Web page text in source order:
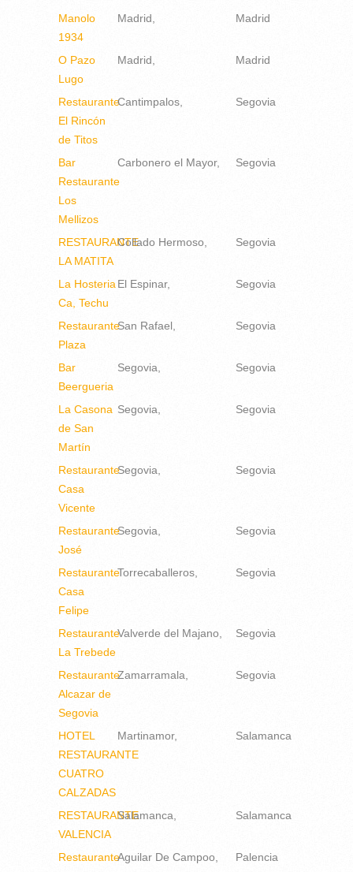
Manolo
1934
Madrid Madrid
O Pazo
Lugo
Madrid Madrid
Restaurante
El Rincón
de Titos
Cantimpalos Segovia
Bar
Restaurante
Los
Mellizos
Carbonero el Mayor Segovia
RESTAURANTE
LA MATITA
Collado Hermoso Segovia
La Hosteria
Ca, Techu
El Espinar Segovia
Restaurante
Plaza
San Rafael Segovia
Bar
Beergueria
Segovia Segovia
La Casona
de San
Martín
Segovia Segovia
Restaurante
Casa
Vicente
Segovia Segovia
Restaurante
José
Segovia Segovia
Restaurante
Casa
Felipe
Torrecaballeros Segovia
Restaurante
La Trebede
Valverde del Majano Segovia
Restaurante
Alcazar de
Segovia
Zamarramala Segovia
HOTEL
RESTAURANTE
CUATRO
CALZADAS
Martinamor Salamanca
RESTAURANTE
VALENCIA
Salamanca Salamanca
RestauranteAguilar De Campoo Palencia